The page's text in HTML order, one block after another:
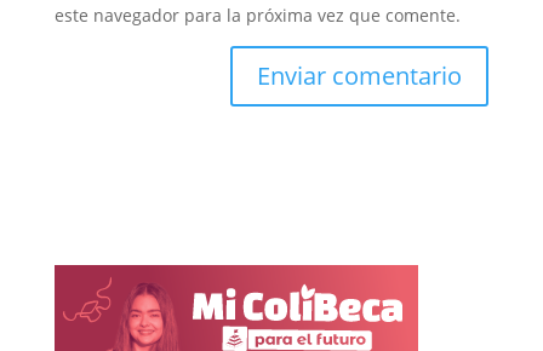
este navegador para la próxima vez que comente.